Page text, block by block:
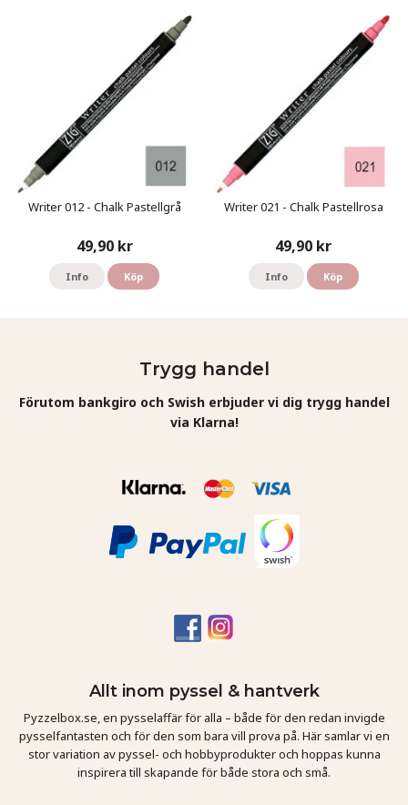
Writer 012 - Chalk Pastellgrå
49,90 kr
Info Köp
Writer 021 - Chalk Pastellrosa
49,90 kr
Info Köp
Trygg handel
Förutom bankgiro och Swish erbjuder vi dig trygg handel
via Klarna!
Allt inom pyssel & hantverk
Pyzzelbox.se, en pysselaffär för alla – både för den redan invigde
pysselfantasten och för den som bara vill prova på. Här samlar vi en
stor variation av pyssel- och hobbyprodukter och hoppas kunna
inspirera till skapande för både stora och små.